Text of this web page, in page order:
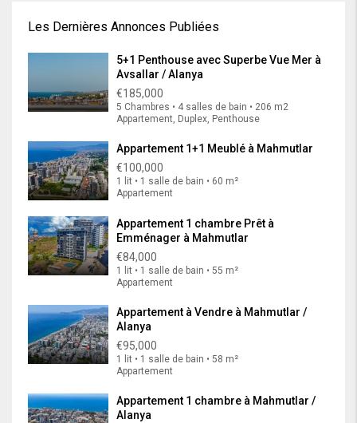
Les Dernières Annonces Publiées
5+1 Penthouse avec Superbe Vue Mer à
Avsallar / Alanya
€185,000
5 Chambres • 4 salles de bain • 206 m2
Appartement, Duplex, Penthouse
Appartement 1+1 Meublé à Mahmutlar
€100,000
1 lit • 1 salle de bain • 60 m²
Appartement
Appartement 1 chambre Prêt à
Emménager à Mahmutlar
€84,000
1 lit • 1 salle de bain • 55 m²
Appartement
Appartement à Vendre à Mahmutlar /
Alanya
€95,000
1 lit • 1 salle de bain • 58 m²
Appartement
Appartement 1 chambre à Mahmutlar /
Alanya